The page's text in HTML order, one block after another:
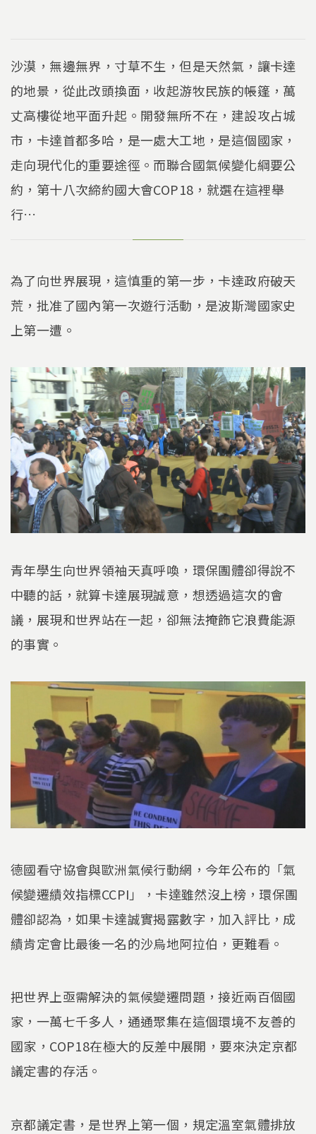
沙漠，無邊無界，寸草不生，但是天然氣，讓卡達
的地景，從此改頭換面，收起游牧民族的帳篷，萬
丈高樓從地平面升起。開發無所不在，建設攻占城
市，卡達首都多哈，是一處大工地，是這個國家，
走向現代化的重要途徑。而聯合國氣候變化綱要公
約，第十八次締約國大會COP18，就選在這裡舉
行…
為了向世界展現，這慎重的第一步，卡達政府破天
荒，批准了國內第一次遊行活動，是波斯灣國家史
上第一遭。
青年學生向世界領袖天真呼喚，環保團體卻得說不
中聽的話，就算卡達展現誠意，想透過這次的會
議，展現和世界站在一起，卻無法掩飾它浪費能源
的事實。
德國看守協會與歐洲氣候行動網，今年公布的「氣
候變遷績效指標CCPI」，卡達雖然沒上榜，環保團
體卻認為，如果卡達誠實揭露數字，加入評比，成
績肯定會比最後一名的沙烏地阿拉伯，更難看。
把世界上亟需解決的氣候變遷問題，接近兩百個國
家，一萬七千多人，通通聚集在這個環境不友善的
國家，COP18在極大的反差中展開，要來決定京都
議定書的存活。
京都議定書，是世界上第一個，規定溫室氣體排放